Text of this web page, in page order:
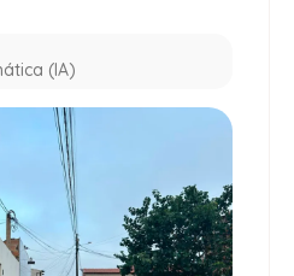
(IA)